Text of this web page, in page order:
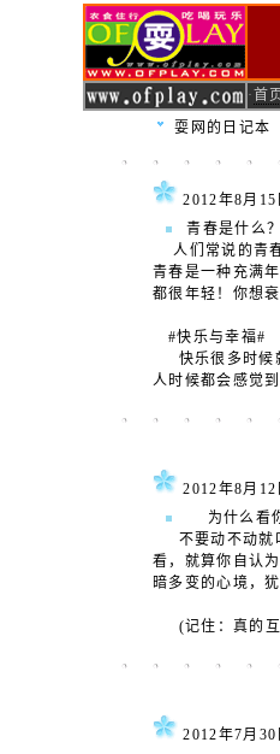
·首
耍网的日记本
2012年8
青春是什么？
人们常说的青春
青春是一种充满
都很年轻！你想
#快乐与幸福#
快乐很多时候
人时候都会感觉
2012年8月
为什么看
不要动不动就
看，就算你自认
暗多变的心境，
(记住：真的互
2012年7